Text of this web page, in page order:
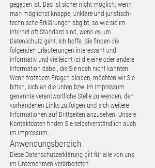
gegeben ist. Das ist sicher nicht möglich, wenn
man möglichst knappe, unklare und juristisch-
technische Erklärungen abgibt, so wie sie im
Internet oft Standard sind, wenn es um
Datenschutz geht. Ich hoffe, Sie finden die
folgenden Erläuterungen interessant und
informativ und vielleicht ist die eine oder andere
Information dabei, die Sie noch nicht kannten.
Wenn trotzdem Fragen bleiben, möchten wir Sie
bitten, sich an die unten bzw. im Impressum
genannte verantwortliche Stelle zu wenden, den
vorhandenen Links zu folgen und sich weitere
Informationen auf Drittseiten anzusehen. Unsere
Kontaktdaten finden Sie selbstverständlich auch
im Impressum.
Anwendungsbereich
Diese Datenschutzerklärung gilt für alle von uns
im Unternehmen verarbeiteten